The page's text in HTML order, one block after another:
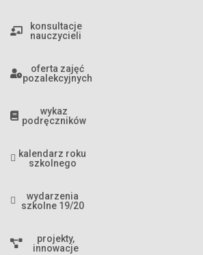
konsultacje
nauczycieli
oferta zajęć
pozalekcyjnych
wykaz
podręczników
kalendarz roku
szkolnego
wydarzenia
szkolne 19/20
projekty,
innowacje